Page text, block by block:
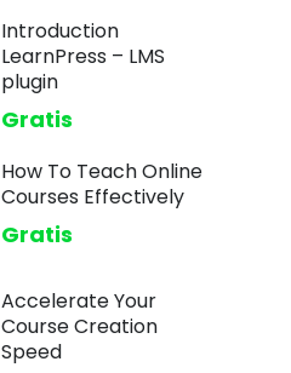
Introduction
LearnPress – LMS
plugin
Gratis
How To Teach Online
Courses Effectively
Gratis
Accelerate Your
Course Creation
Speed